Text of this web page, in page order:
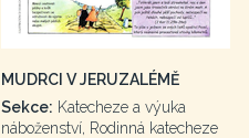
MUDRCI V JERUZALÉMĚ
Sekce: Katecheze a výuka
náboženství, Rodinná katecheze